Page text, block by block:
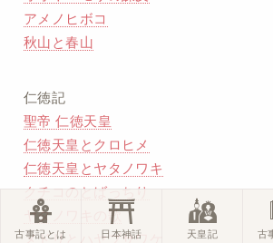
アメノヒボコ
秋山と春山
仁徳記
聖帝 仁徳天皇
仁徳天皇とクロヒメ
仁徳天皇とヤタノワキ
クチコのとばっちり
ヤタノワキの歌
メドリとハヤブサワケ
古事記とは 日本神話 天皇記 古